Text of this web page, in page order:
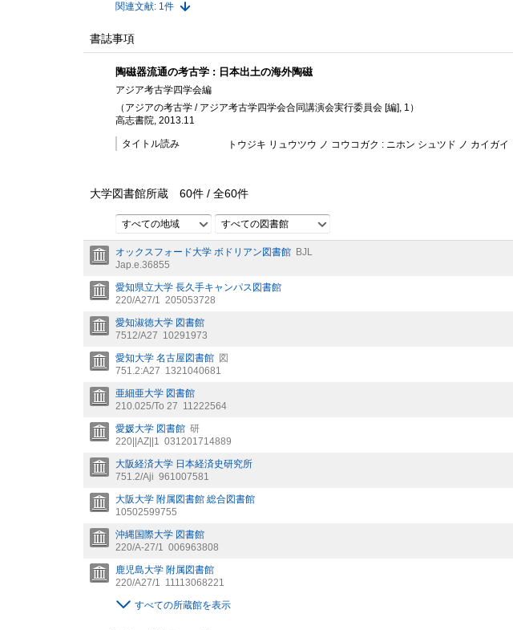
関連文献: 1件
書誌事項
陶磁器流通の考古学 : 日本出土の海外陶磁
アジア考古学四学会編
（アジアの考古学 / アジア考古学四学会合同講演会実行委員会 [編], 1）
高志書院, 2013.11
タイトル読み トウジキ リュウツウ ノ コウコガク : ニホン シュツド ノ カイガイ
大学図書館所蔵 60件 / 全60件
すべての地域 すべての図書館
オックスフォード大学 ボドリアン図書館 BJL
Jap.e.36855
愛知県立大学 長久手キャンパス図書館
220/A27/1
205053728
愛知淑徳大学 図書館
7512/A27 10291973
愛知大学 名古屋図書館 図
751.2:A27 1321040681
亜細亜大学 図書館
210.025/To 27 11222564
愛媛大学 図書館 研
220||AZ||1
031201714889
大阪経済大学 日本経済史研究所
751.2/Aji 961007581
大阪大学 附属図書館 総合図書館
10502599755
沖縄国際大学 図書館
220/A-27/1
006963808
鹿児島大学 附属図書館
220/A27/1
11113068221
すべての所蔵館を表示